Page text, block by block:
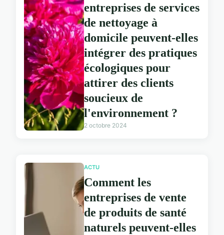
entreprises de services
de nettoyage à
domicile peuvent-elles
intégrer des pratiques
écologiques pour
attirer des clients
soucieux de
l'environnement ?
2 octobre 2024
ACTU
Comment les
entreprises de vente
de produits de santé
naturels peuvent-elles